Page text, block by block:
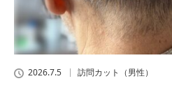
2026.7.5 訪問カット（男性）